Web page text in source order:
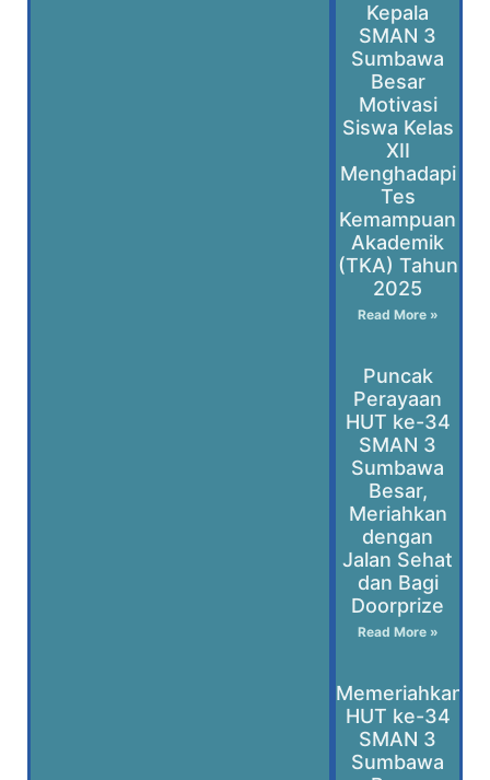
Kepala
SMAN 3
Sumbawa
Besar
Motivasi
Siswa Kelas
XII
Menghadapi
Tes
Kemampuan
Akademik
(TKA) Tahun
2025
Read More »
Puncak
Perayaan
HUT ke-34
SMAN 3
Sumbawa
Besar,
Meriahkan
dengan
Jalan Sehat
dan Bagi
Doorprize
Read More »
Memeriahkan
HUT ke-34
SMAN 3
Sumbawa